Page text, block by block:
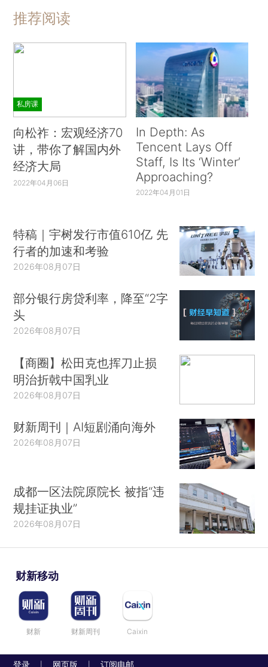
推荐阅读
私房课
向松祚：宏观经济70
讲，带你了解国内外
经济大局
2022年04月06日
In Depth: As
Tencent Lays Off
Staff, Is Its ‘Winter’
Approaching?
2022年04月01日
特稿｜宇树发行市值610亿 先
行者的加速和考验
2026年08月07日
部分银行房贷利率，降至“2字
头
2026年08月07日
【商圈】松田克也挥刀止损
明治折戟中国乳业
2026年08月07日
财新周刊｜AI短剧涌向海外
2026年08月07日
成都一区法院原院长 被指“违
规挂证执业”
2026年08月07日
财新移动
财新 财新周刊 Caixin
登录 网页版 订阅电邮